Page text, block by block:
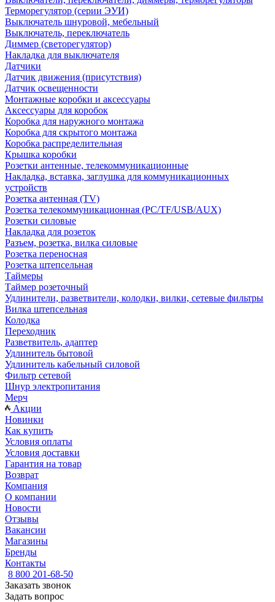
Терморегулятор (серии ЭУИ)
Выключатель шнуровой, мебельный
Выключатель, переключатель
Диммер (светорегулятор)
Накладка для выключателя
Датчики
Датчик движения (присутствия)
Датчик освещенности
Монтажные коробки и аксессуары
Аксессуары для коробок
Коробка для наружного монтажа
Коробка для скрытого монтажа
Коробка распределительная
Крышка коробки
Розетки антенные, телекоммуникационные
Накладка, вставка, заглушка для коммуникационных
устройств
Розетка антенная (TV)
Розетка телекоммуникационная (PC/TF/USB/AUX)
Розетки силовые
Накладка для розеток
Разъем, розетка, вилка силовые
Розетка переносная
Розетка штепсельная
Таймеры
Таймер розеточный
Удлинители, разветвители, колодки, вилки, сетевые фильтры
Вилка штепсельная
Колодка
Переходник
Разветвитель, адаптер
Удлинитель бытовой
Удлинитель кабельный силовой
Фильтр сетевой
Шнур электропитания
Мерч
Акции
Новинки
Как купить
Условия оплаты
Условия доставки
Гарантия на товар
Возврат
Компания
О компании
Новости
Отзывы
Вакансии
Магазины
Бренды
Контакты
8 800 201-68-50
Заказать звонок
Задать вопрос